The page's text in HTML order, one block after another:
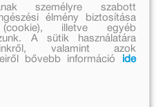
Tesz-Vesz a világ
Richard Scarry
Eredeti ár:
személyre szabott
élmény biztosítása
illetve egyéb
A sütik használatára
valamint azok
bővebb információ
ide